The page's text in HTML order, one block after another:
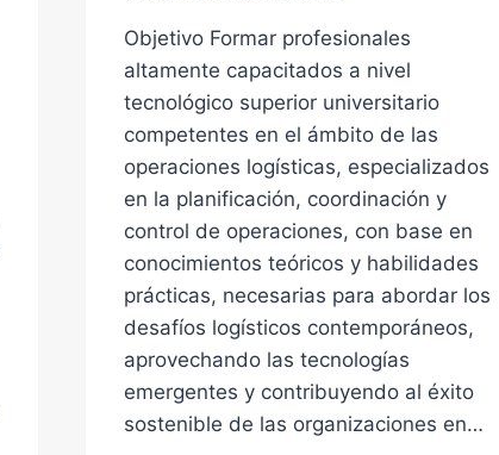
Objetivo Formar profesionales
altamente capacitados a nivel
tecnológico superior universitario
competentes en el ámbito de las
operaciones logísticas, especializados
en la planificación, coordinación y
control de operaciones, con base en
conocimientos teóricos y habilidades
prácticas, necesarias para abordar los
desafíos logísticos contemporáneos,
aprovechando las tecnologías
emergentes y contribuyendo al éxito
sostenible de las organizaciones en…